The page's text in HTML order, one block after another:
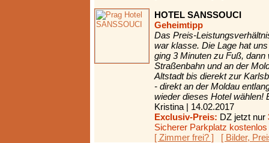
HOTEL SANSSOUCI
Geheimtipp
Das Preis-
war klasse. Die Lage hat
ging 3 Minuten zu Fuß, dann
Straßenbahn und an der
Altstadt bis dierekt zur
- direkt an der Moldau
wieder dieses Hotel wählen!
Kristina | 14.02.2017
Exclusiv-Preis: DZ jetzt nur
Sicherer Parkplatz
[ Zimmer frei? ]
[ Bilder,